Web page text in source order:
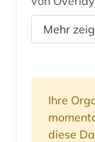
Mehr
Ihre
diese